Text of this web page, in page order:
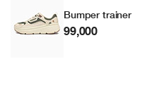
Bumper trainer
99,000